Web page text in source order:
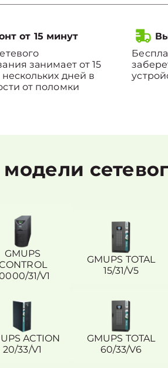
от 15 минут
занимает от 15
дней в
от поломки
GMUPS
31/V1
GMUPS TOTAL
15/31/V5
ACTION
20/33/V1
GMUPS TOTAL
60/33/V6